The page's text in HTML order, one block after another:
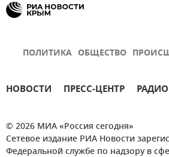
ПОЛИТИКА ОБЩЕСТВО
НОВОСТИ ПРЕСС-ЦЕНТР РАДИО
© 2026 МИА «Россия сегодня»
Сетевое издание РИА Новости
Федеральной службе по надзору в